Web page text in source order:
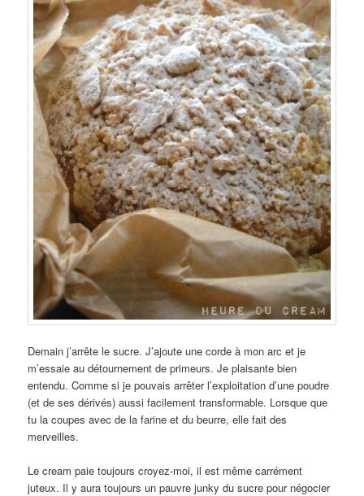
Demain j’arrête le sucre. J’ajoute une corde à mon arc et je
m’essaie au détournement de primeurs. Je plaisante bien
entendu. Comme si je pouvais arrêter l’exploitation d’une poudre
(et de ses dérivés) aussi facilement transformable. Lorsque que
tu la coupes avec de la farine et du beurre, elle fait des
merveilles.
Le cream paie toujours croyez-moi, il est même carrément
juteux. Il y aura toujours un pauvre junky du sucre pour négocier